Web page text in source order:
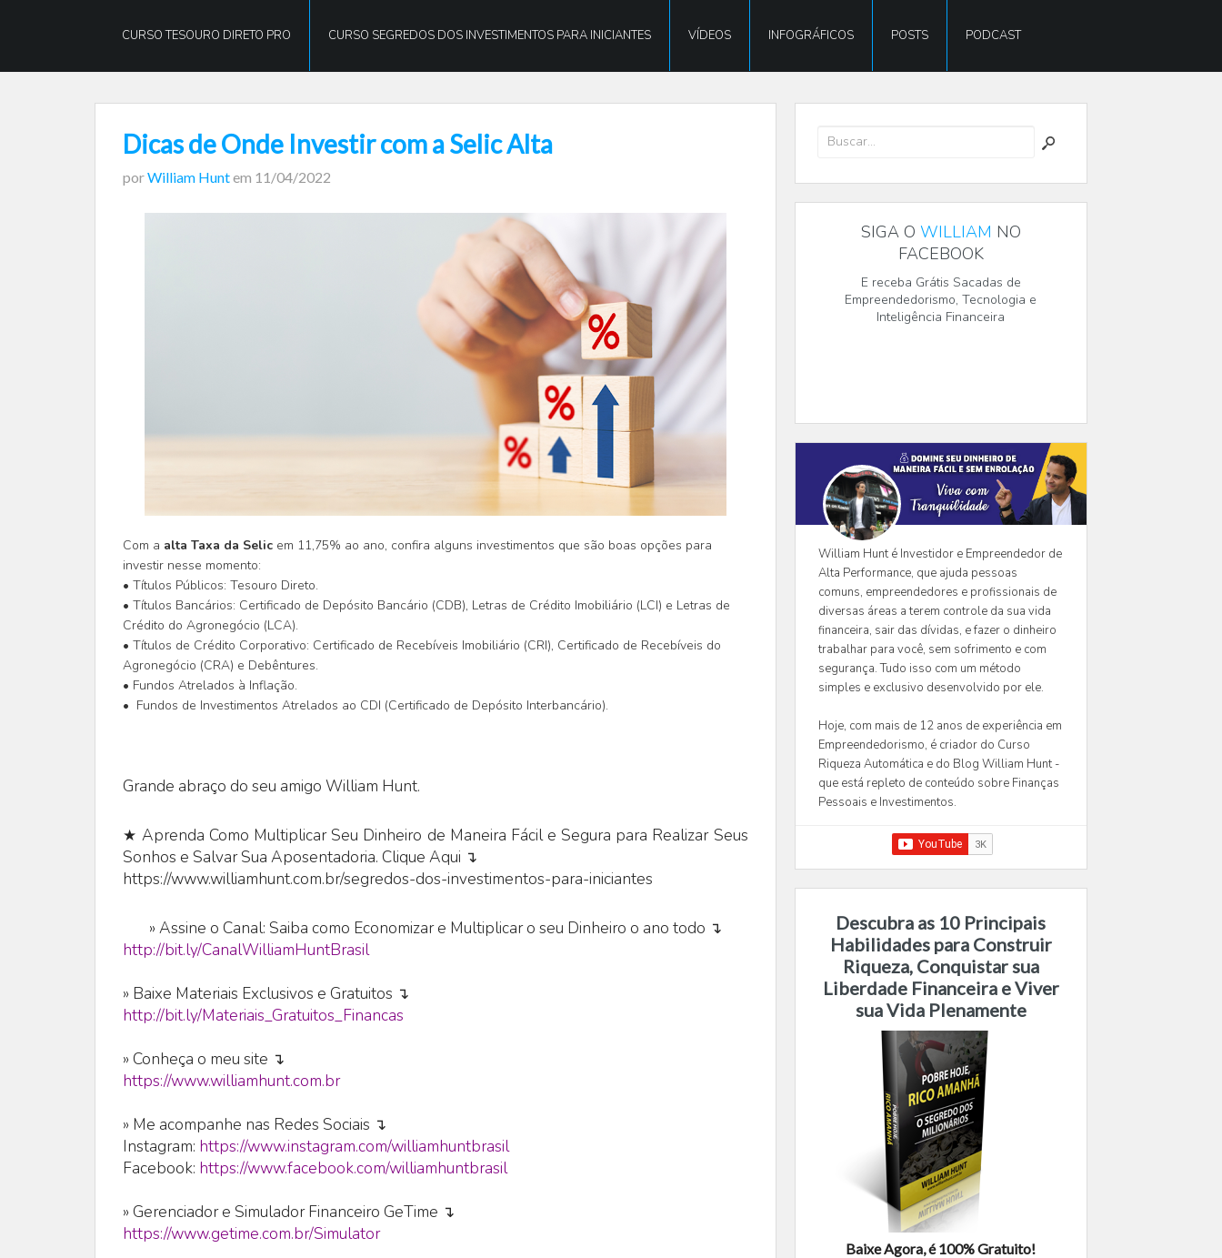
William Hunt
CURSO TESOURO DIRETO PRO CURSO SEGREDOS DOS INVESTIMENTOS PARA INICIANTES VÍDEOS INFOGRÁFICOS POSTS PODCAST
Dicas de Onde Investir com a Selic Alta
porWilliam Huntem 11/04/2022
Com a alta Taxa da Selicem 11,75% ao ano, confira alguns investimentos que são boas opções para
investir nesse momento:
• Títulos Públicos: Tesouro Direto.
• Títulos Bancários: Certificado de Depósito Bancário (CDB), Letras de Crédito Imobiliário (LCI) e Letras de
Crédito do Agronegócio (LCA).
• Títulos de Crédito Corporativo: Certificado de Recebíveis Imobiliário (CRI), Certificado de Recebíveis do
Agronegócio (CRA) e Debêntures.
• Fundos Atrelados à Inflação.
• Fundos de Investimentos Atrelados ao CDI (Certificado de Depósito Interbancário).
Grande abraço do seu amigo William Hunt.
★ Aprenda Como Multiplicar Seu Dinheiro de Maneira Fácil e Segura para Realizar Seus
Sonhos e Salvar Sua Aposentadoria. Clique Aqui ↴
https://www.williamhunt.com.br/segredos-dos-investimentos-para-iniciantes
»Assine o Canal: Saiba como Economizar e Multiplicar o seu Dinheiro o ano todo ↴
http://bit.ly/CanalWilliamHuntBrasil
» Baixe Materiais Exclusivos e Gratuitos ↴
http://bit.ly/Materiais_Gratuitos_Financas
» Conheça o meu site ↴
https://www.williamhunt.com.br
» Me acompanhe nas Redes Sociais ↴
Instagram: https://www.instagram.com/williamhuntbrasil
Facebook: https://www.facebook.com/williamhuntbrasil
» Gerenciador e Simulador Financeiro GeTime ↴
https://www.getime.com.br/Simulator
SIGA O WILLIAM NO
FACEBOOK
E receba Grátis Sacadas de
Empreendedorismo, Tecnologia e
Inteligência Financeira
William Hunt é Investidor e Empreendedor de
Alta Performance, que ajuda pessoas
comuns, empreendedores e profissionais de
diversas áreas a terem controle da sua vida
financeira, sair das dívidas, e fazer o dinheiro
trabalhar para você, sem sofrimento e com
segurança. Tudo isso com um método
simples e exclusivo desenvolvido por ele.
Hoje, com mais de 12 anos de experiência em
Empreendedorismo, é criador do Curso
Riqueza Automática e do Blog William Hunt -
que está repleto de conteúdo sobre Finanças
Pessoais e Investimentos.
Descubra as 10 Principais
Habilidades para Construir
Riqueza, Conquistar sua
Liberdade Financeira e Viver
sua Vida Plenamente
Baixe Agora, é 100% Gratuito!